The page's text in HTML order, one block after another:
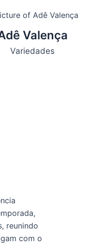
Valença
Variedades
reunindo
com o